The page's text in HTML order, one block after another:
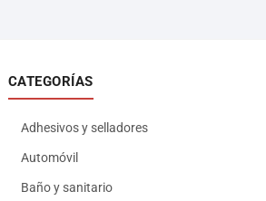
CATEGORÍAS
Adhesivos y selladores
Automóvil
Baño y sanitario